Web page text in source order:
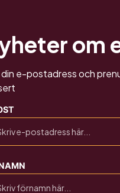
om
din e-postadress och